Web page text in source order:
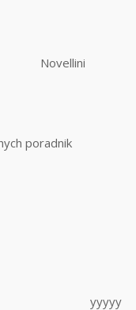
Novellini
poradnik
yyyyy